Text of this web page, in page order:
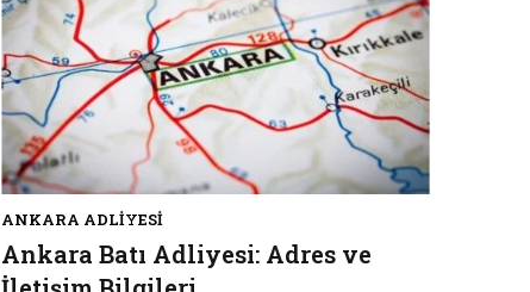
ANKARA ADLIYESI
Ankara Batı Adliyesi: Adres ve